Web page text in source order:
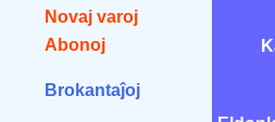
Novaj varoj
Abonoj
Brokantaĵoj